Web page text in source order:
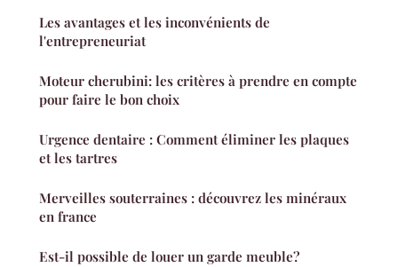
Les avantages et les inconvénients de
l'entrepreneuriat
Moteur cherubini: les critères à prendre en compte
pour faire le bon choix
Urgence dentaire : Comment éliminer les plaques
et les tartres
Merveilles souterraines : découvrez les minéraux
en france
Est-il possible de louer un garde meuble?